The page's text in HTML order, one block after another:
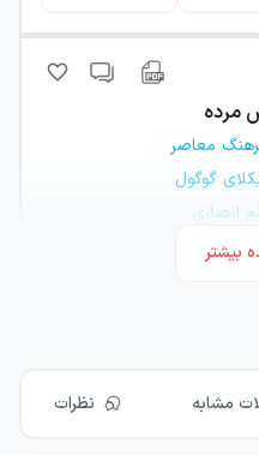
مرده
معاصر
گوگول
انصاری
بیشتر
مشابه نظرات